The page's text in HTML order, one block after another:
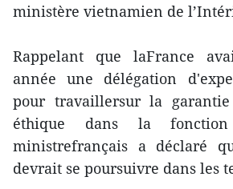
ministère vietnamien de
Rappelant que laFrance
année une délégation
pour travaillersur la
éthique dans la
ministrefrançais a déclaré
devrait se poursuivre dans les